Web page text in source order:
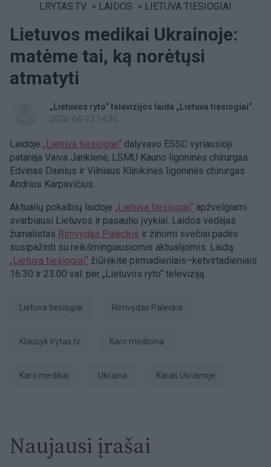
LRYTAS.TV > LAIDOS > LIETUVA TIESIOGIAI
Lietuvos medikai Ukrainoje:
matėme tai, ką norėtųsi
atmatyti
„Lietuvos ryto“ televizijos laida „Lietuva tiesiogiai“
2026-04-23 14:30
Laidoje „Lietuva tiesiogiai“ dalyvavo ESSC vyriausioji
patarėja Vaiva Jankienė, LSMU Kauno ligoninės chirurgas
Edvinas Dainius ir Vilniaus Klinikinės ligoninės chirurgas
Andrius Karpavičius.
Aktualių pokalbių laidoje „Lietuva tiesiogiai“ apžvelgiami
svarbiausi Lietuvos ir pasaulio įvykiai. Laidos vedėjas
žurnalistas Rimvydas Paleckis ir žinomi svečiai padės
susipažinti su reikšmingiausiomis aktualijomis. Laidą
„Lietuva tiesiogiai“ žiūrėkite pirmadieniais–ketvirtadieniais
16.30 ir 23.00 val. per „Lietuvos ryto“ televiziją.
Lietuva tiesiogiai Rimvydas Paleckis
Klausyk lrytas.tv karo medicina
karo medikai Ukraina karas Ukrainoje
Naujausi įrašai